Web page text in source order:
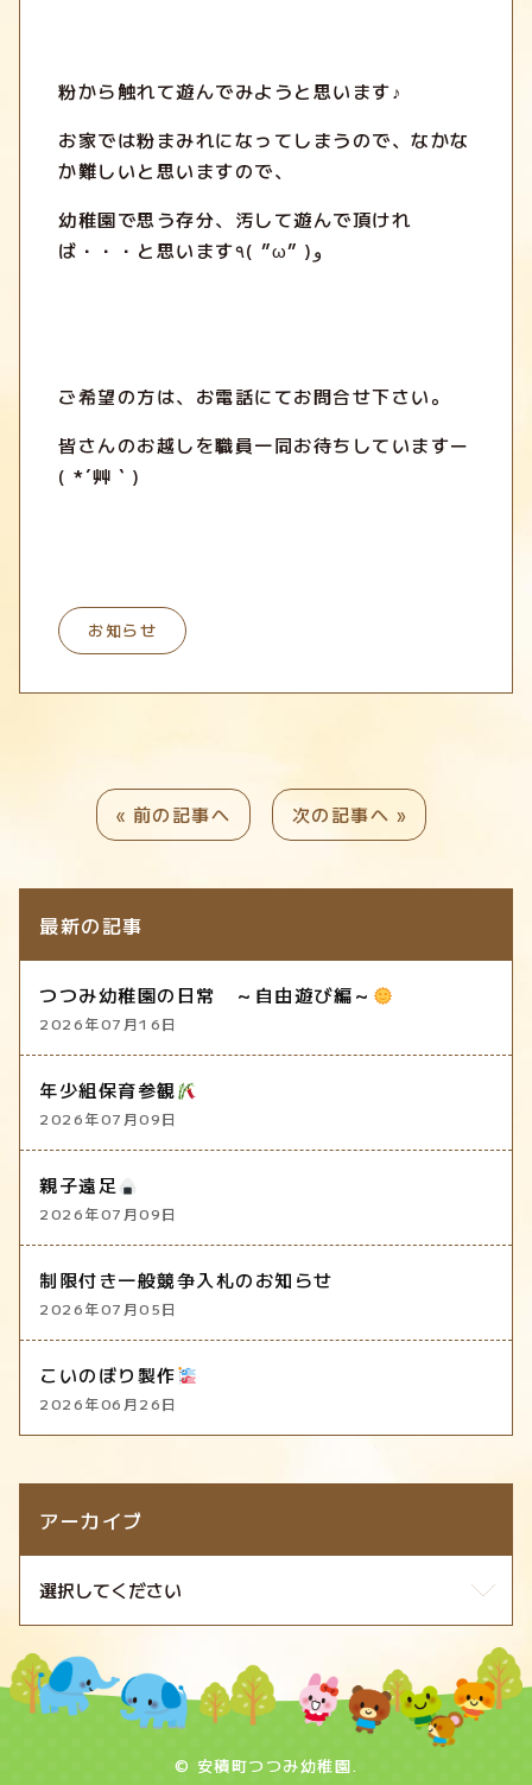
粉から触れて遊んでみようと思います♪
お家では粉まみれになってしまうので、なかな
か難しいと思いますので、
幼稚園で思う存分、汚して遊んで頂けれ
ば・・・と思います٩( ”ω” )و
ご希望の方は、お電話にてお問合せ下さい。
皆さんのお越しを職員一同お待ちしていますー
( *´艸｀)
お知らせ
« 前の記事へ 次の記事へ »
最新の記事
つつみ幼稚園の日常 ～自由遊び編～
2026年07月16日
年少組保育参観
2026年07月09日
親子遠足
2026年07月09日
制限付き一般競争入札のお知らせ
2026年07月05日
こいのぼり製作
2026年06月26日
アーカイブ
© 安積町つつみ幼稚園.